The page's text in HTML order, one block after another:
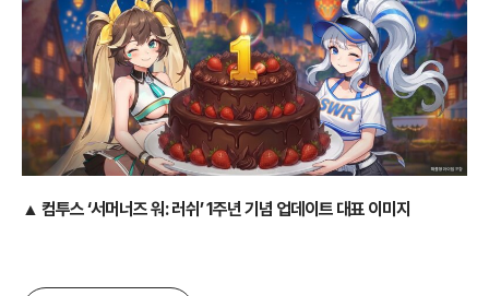
▲ 컴투스 ‘서머너즈 워: 러쉬’ 1주년 기념 업데이트 대표 이미지